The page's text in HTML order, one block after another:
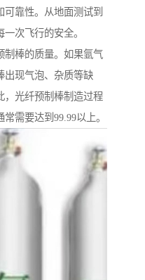
靠性。从地面测试到
次飞行的安全。
制棒的质量。如果氩气
出现气泡、杂质等缺
，光纤预制棒制造过程
需要达到99.99以上。